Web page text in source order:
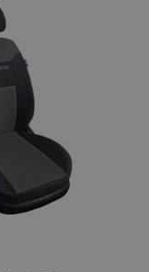
de
Deseos